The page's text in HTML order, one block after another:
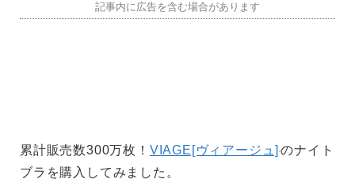
記事内に広告を含む場合があります
累計販売数300万枚！ VIAGE[ヴィアージュ]のナイト
ブラを購入してみました。